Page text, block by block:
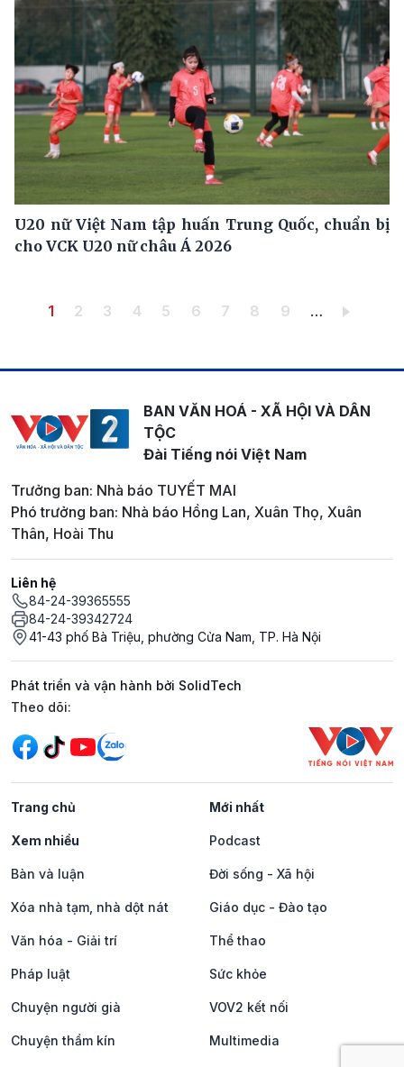
U20 nữ Việt Nam tập huấn Trung Quốc, chuẩn bị
cho VCK U20 nữ châu Á 2026
Pagination
Trang hiện thời
1 Trang
2 Trang
3 Trang
4 Trang
5 Trang
6 Trang
7 Trang
8 Trang
9 …
BAN VĂN HOÁ - XÃ HỘI VÀ DÂN
TỘC
Đài Tiếng nói Việt Nam
Trưởng ban: Nhà báo TUYẾT MAI
Phó trưởng ban: Nhà báo Hồng Lan, Xuân Thọ, Xuân
Thân, Hoài Thu
Liên hệ
84-24-39365555
84-24-39342724
41-43 phố Bà Triệu, phường Cửa Nam, TP. Hà Nội
Phát triển và vận hành bởi SolidTech
Mạng xã hội
Theo dõi:
Trang chủ Mới nhất
Xem nhiều Podcast
Bàn và luận Đời sống - Xã hội
Xóa nhà tạm, nhà dột nát Giáo dục - Đào tạo
Văn hóa - Giải trí Thể thao
Pháp luật Sức khỏe
Chuyện người già VOV2 kết nối
Chuyện thầm kín Multimedia